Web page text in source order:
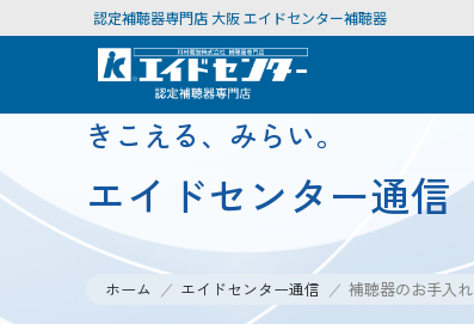
認定補聴器専門店 大阪 エイドセンター補聴器
きこえる、みらい。
エイドセンター通信
ホーム エイドセンター通信 補聴器のお手入れ